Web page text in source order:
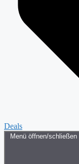
Deals
Menü öffnen/schließen